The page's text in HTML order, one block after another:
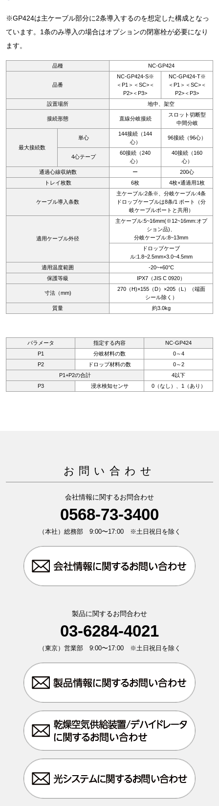
※GP424は主ケーブル部分に2条導入するのを想定した構成となっ
ています。1条のみ導入の場合はオプションの閉塞栓が必要になり
ます。
品種 NC-GP424
品番
NC-GP424-S※
＜P1＞＜SC>＜
P2>＜P3>
NC-GP424-T※
＜P1＞＜SC>＜
P2>＜P3>
設置場所
地中、架空
接続形態 直線分岐接続
スロット切断型
中間分岐
最大接続数
単心
144接続（144
心）
96接続（96心）
4心テープ
60接続（240
心）
40接続（160
心）
通過心線収納数
ー
200心
トレイ枚数
6枚 4枚+通過用1枚
ケーブル導入条数
主ケーブル:2条※、分岐ケーブル:4条
ドロップケーブルは8条/1 ポート（分
岐ケーブルポートと共用）
適用ケーブル外径
主ケーブル:5~16mm(※12~16mm:オプ
ション品)、
分岐ケーブル:8~13mm
ドロップケーブ
ル:1.8~2.5mm×3.0~4.5mm
適用温度範囲
-20~+60°C
保護等級
IPX7（JIS C 0920）
寸法（mm)
270（H)×155（D）×205（L）（端面
シール除く）
質量
約3.0kg
パラメータ 指定する内容
NC-GP424
P1
分岐材料の数
0～4
P2
ドロップ材料の数
0～2
P1+P2の合計
4以下
P3
浸水検知センサ 0（なし）、1（あり）
お問い合わせ
会社情報に関するお問合わせ
0568-73-3400
（本社）総務部 9:00〜17:00 ※土日祝日を除く
製品に関するお問合わせ
03-6284-4021
（東京）営業部 9:00〜17:00 ※土日祝日を除く